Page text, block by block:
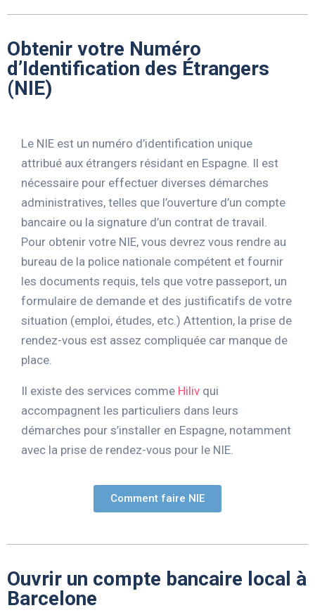
Obtenir votre Numéro
d’Identification des Étrangers
(NIE)
Le NIE est un numéro d’identification unique
attribué aux étrangers résidant en Espagne. Il est
nécessaire pour effectuer diverses démarches
administratives, telles que l’ouverture d’un compte
bancaire ou la signature d’un contrat de travail.
Pour obtenir votre NIE, vous devrez vous rendre au
bureau de la police nationale compétent et fournir
les documents requis, tels que votre passeport, un
formulaire de demande et des justificatifs de votre
situation (emploi, études, etc.) Attention, la prise de
rendez-vous est assez compliquée car manque de
place.
Il existe des services comme Hiliv qui
accompagnent les particuliers dans leurs
démarches pour s’installer en Espagne, notamment
avec la prise de rendez-vous pour le NIE.
Comment faire NIE
Ouvrir un compte bancaire local à
Barcelone